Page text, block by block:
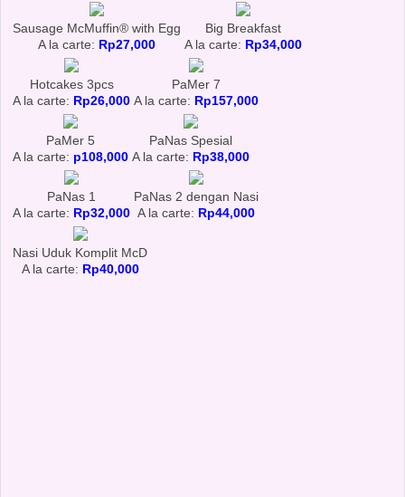
Sausage McMuffin® with Egg
A la carte: Rp27,000
Big Breakfast
A la carte: Rp34,000
Hotcakes 3pcs
A la carte: Rp26,000
PaMer 7
A la carte: Rp157,000
PaMer 5
A la carte: p108,000
PaNas Spesial
A la carte: Rp38,000
PaNas 1
A la carte: Rp32,000
PaNas 2 dengan Nasi
A la carte: Rp44,000
Nasi Uduk Komplit McD
A la carte: Rp40,000